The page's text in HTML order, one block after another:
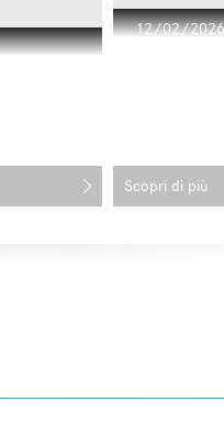
12/02/
Scopri di più